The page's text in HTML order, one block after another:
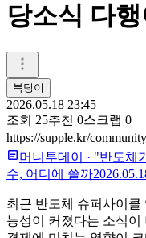
당소식 다
복덩이
2026.05.18 23:45
조회 25추천 0스크랩 0
https://supple.kr/
머니투데이 · "반도체
수, 어디에 쓸까
최근 반도체 슈퍼사이
능성이 커졌다는 소식이